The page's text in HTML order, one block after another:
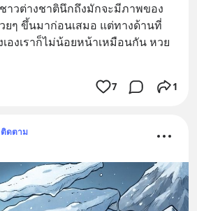
าวต่างชาตินึกถึงมักจะมีภาพของ
ยๆ ขึ้นมาก่อนเสมอ แต่ทางด้านที่
เองเราก็ไม่น้อยหน้าเหมือนกัน หวย
7 1
ติดตาม